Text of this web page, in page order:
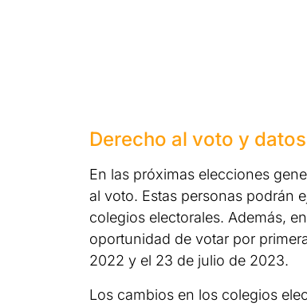
Derecho al voto y
En las próximas elecciones
al voto. Estas personas podrán
colegios electorales. Además,
oportunidad de votar por
2022 y el 23 de julio de 2023.
Los cambios en los colegios